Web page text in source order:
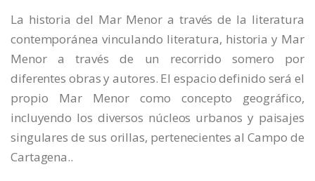
La historia del Mar Menor a través de la literatura
contemporánea vinculando literatura, historia y Mar
Menor a través de un recorrido somero por
diferentes obras y autores. El espacio definido será el
propio Mar Menor como concepto geográfico,
incluyendo los diversos núcleos urbanos y paisajes
singulares de sus orillas, pertenecientes al Campo de
Cartagena..